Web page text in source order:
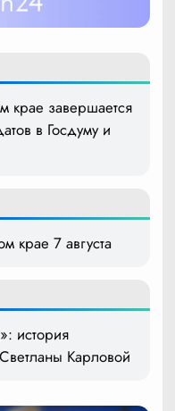
крае завершается
в Госдуму и
крае 7 августа
история
Карловой